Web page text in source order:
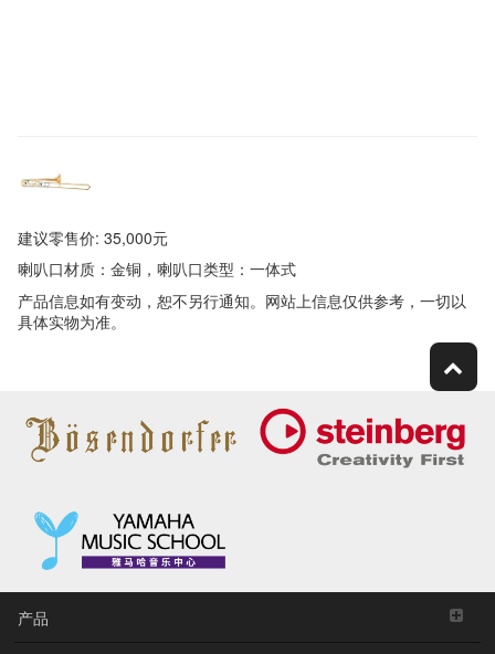
建议零售价: 35,000元
喇叭口材质：金铜，喇叭口类型：一体式
产品信息如有变动，恕不另行通知。网站上信息仅供参考，一切以
具体实物为准。
产品